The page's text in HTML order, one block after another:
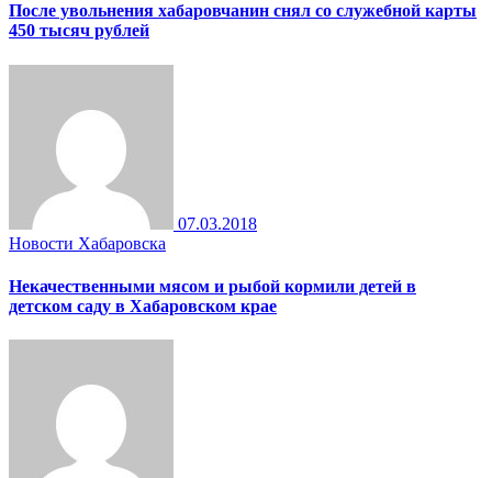
После увольнения хабаровчанин снял со служебной карты
450 тысяч рублей
07.03.2018
Новости Хабаровска
Некачественными мясом и рыбой кормили детей в
детском саду в Хабаровском крае